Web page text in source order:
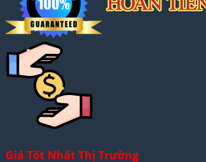
Giá Tốt Nhất Thị Trường